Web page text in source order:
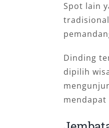
Spot lain
Dinding
dipilih